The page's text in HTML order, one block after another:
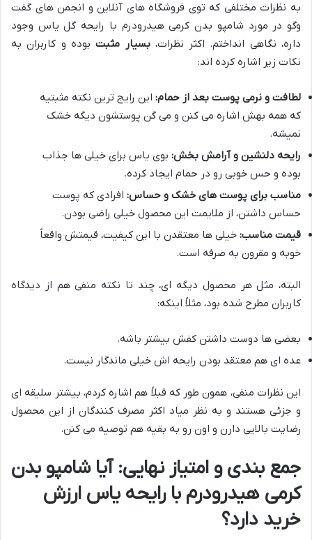
به نظرات مختلفی که توی فروشگاه های آنلاین و انجمن های گفت
وگو در مورد شامپو بدن کرمی هیدرودرم با رایحه گل یاس وجود
داره، نگاهی انداختم. اکثر نظرات،بسیار مثبتبوده و کاربران به
نکات زیر اشاره کرده اند:
لطافت و نرمی پوست بعد از حمام: این رایج ترین نکته مثبتیه
که همه بهش اشاره می کنن و می گن پوستشون دیگه خشک
نمیشه.
رایحه دلنشین و آرامش بخش: بوی یاس برای خیلی ها جذاب
بوده و حس خوبی رو در حمام ایجاد کرده.
مناسب برای پوست های خشک و حساس: افرادی که پوست
حساس داشتن، از ملایمت این محصول خیلی راضی بودن.
قیمت مناسب: خیلی ها معتقدن با این کیفیت، قیمتش واقعاً
خوبه و مقرون به صرفه است.
البته، مثل هر محصول دیگه ای، چند تا نکته منفی هم از دیدگاه
کاربران مطرح شده بود، مثلاً اینکه:
بعضی ها دوست داشتن کفش بیشتر باشه.
عده ای هم معتقد بودن رایحه اش خیلی ماندگار نیست.
این نظرات منفی، همون طور که قبلاً هم اشاره کردم، بیشتر سلیقه ای
و جزئی هستند و به نظر میاد اکثر مصرف کنندگان از این محصول
رضایت بالایی دارن و اون رو به بقیه هم توصیه می کنن.
جمع بندی و امتیاز نهایی: آیا شامپو بدن
کرمی هیدرودرم با رایحه یاس ارزش
خرید دارد؟